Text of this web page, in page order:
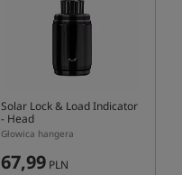
Solar Lock & Load Indicator
- Head
Głowica hangera
67,99 PLN